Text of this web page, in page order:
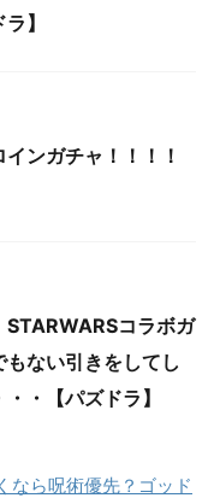
】
ンガチャ！！！！
STARWARSコラボガ
ない引きをしてし
・【パズドラ】
なら呪術優先？ゴッド